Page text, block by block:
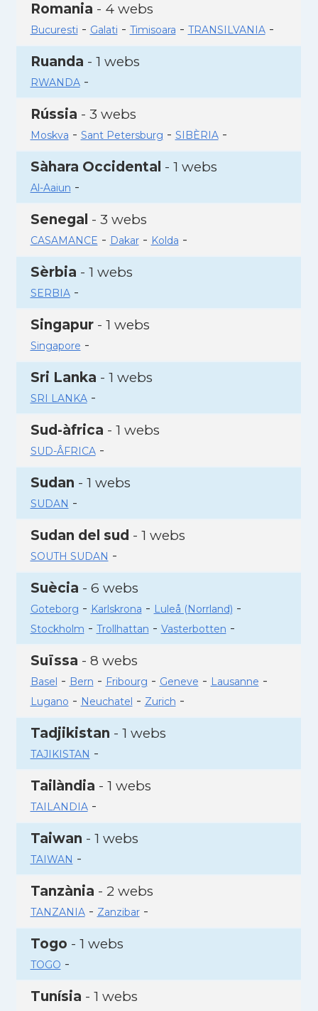
Romania - 4 webs
Bucuresti - Galati - Timisoara - TRANSILVANIA-
Ruanda - 1 webs
RWANDA-
Rússia - 3 webs
Moskva - Sant Petersburg - SIBÈRIA-
Sàhara Occidental - 1 webs
Al-Aaiun -
Senegal - 3 webs
CASAMANCE - Dakar- Kolda -
Sèrbia - 1 webs
SERBIA-
Singapur- 1 webs
Singapore -
Sri Lanka - 1 webs
SRI LANKA-
Sud-àfrica - 1 webs
SUD-ÂFRICA-
Sudan - 1 webs
SUDAN -
Sudan del sud - 1 webs
SOUTH SUDAN -
Suècia - 6 webs
Goteborg - Karlskrona - Luleå (Norrland) -
Stockholm - Trollhattan - Vasterbotten -
Suïssa - 8 webs
Basel - Bern - Fribourg - Geneve - Lausanne -
Lugano - Neuchatel - Zurich -
Tadjikistan - 1 webs
TAJIKISTAN -
Tailàndia - 1 webs
TAILANDIA-
Taiwan - 1 webs
TAIWAN -
Tanzània - 2 webs
TANZANIA- Zanzibar-
Togo - 1 webs
TOGO -
Tunísia - 1 webs